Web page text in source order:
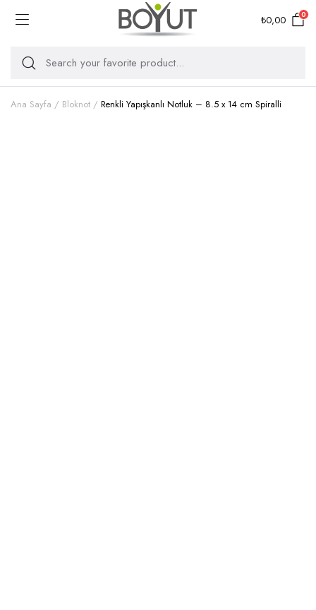
₺0,00 0
Ana Sayfa Bloknot Renkli Yapışkanlı Notluk – 8.5 x 14 cm Spiralli